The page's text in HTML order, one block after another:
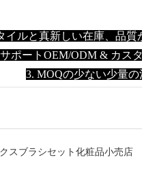
イルと真新しい在庫、品質が
ポートOEM/ODM & カスタ
3. MOQの少ない少量の注